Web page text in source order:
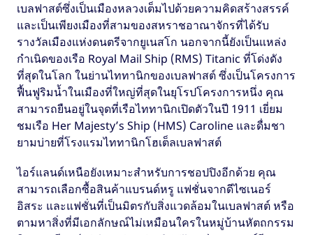
เบลฟาสต์ซึ่งเป็นเมืองหลวงเต็มไปด้วยความคิดสร้างสรรค์
และเป็นเพียงเมืองที่สามของสหราชอาณาจักรที่ได้รับ
รางวัลเมืองแห่งดนตรีจากยูเนสโก นอกจากนี้ยังเป็นแหล่ง
กำเนิดของเรือ Royal Mail Ship (RMS) Titanic ที่โด่งดัง
ที่สุดในโลก ในย่านไททานิกของเบลฟาสต์ ซึ่งเป็นโครงการ
ฟื้นฟูริมน้ำในเมืองที่ใหญ่ที่สุดในยุโรปโครงการหนึ่ง คุณ
สามารถยืนอยู่ในจุดที่เรือไททานิกเปิดตัวในปี 1911 เยี่ยม
ชมเรือ Her Majesty’s Ship (HMS) Caroline และดื่มชา
ยามบ่ายที่โรงแรมไททานิกโฮเต็ลเบลฟาสต์
ไอร์แลนด์เหนือยังเหมาะสำหรับการชอปปิงอีกด้วย คุณ
สามารถเลือกซื้อสินค้าแบรนด์หรู แฟชั่นจากดีไซเนอร์
อิสระ และแฟชั่นที่เป็นมิตรกับสิ่งแวดล้อมในเบลฟาสต์ หรือ
ตามหาสิ่งที่มีเอกลักษณ์ไม่เหมือนใครในหมู่บ้านหัตถกรรม